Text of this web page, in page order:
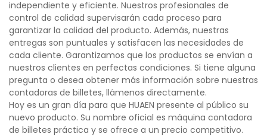
independiente y eficiente. Nuestros profesionales de
control de calidad supervisarán cada proceso para
garantizar la calidad del producto. Además, nuestras
entregas son puntuales y satisfacen las necesidades de
cada cliente. Garantizamos que los productos se envían a
nuestros clientes en perfectas condiciones. Si tiene alguna
pregunta o desea obtener más información sobre nuestras
contadoras de billetes, llámenos directamente.
Hoy es un gran día para que HUAEN presente al público su
nuevo producto. Su nombre oficial es máquina contadora
de billetes práctica y se ofrece a un precio competitivo.